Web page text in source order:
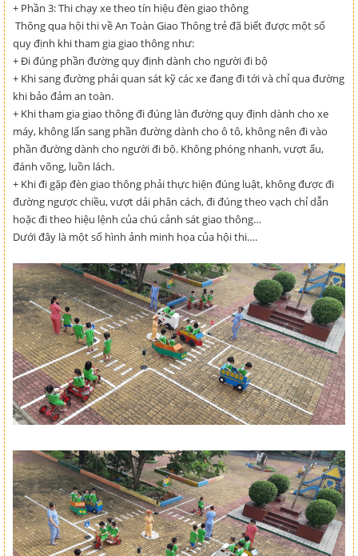
+ Phần 3: Thi chạy xe theo tín hiệu đèn giao thông
Thông qua hội thi về An Toàn Giao Thông trẻ đã biết được một số
quy định khi tham gia giao thông như:
+ Đi đúng phần đường quy định dành cho người đi bộ
+ Khi sang đường phải quan sát kỹ các xe đang đi tới và chỉ qua đường
khi bảo đảm an toàn.
+ Khi tham gia giao thông đi đúng làn đường quy định dành cho xe
máy, không lấn sang phần đường dành cho ô tô, không nên đi vào
phần đường dành cho người đi bộ. Không phóng nhanh, vượt ẩu,
đánh võng, luồn lách.
+ Khi đi gặp đèn giao thông phải thực hiện đúng luật, không được đi
đường ngược chiều, vượt dải phân cách, đi đúng theo vạch chỉ dẫn
hoặc đi theo hiệu lệnh của chú cảnh sát giao thông…
Dưới đây là một số hình ảnh minh họa của hội thi….